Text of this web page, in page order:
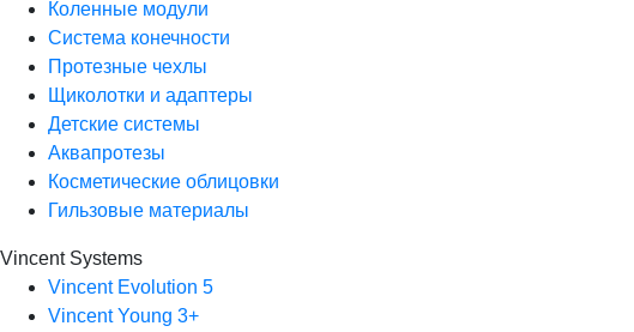
Коленные модули
Система конечности
Протезные чехлы
Щиколотки и адаптеры
Детские системы
Аквапротезы
Косметические облицовки
Гильзовые материалы
Vincent Systems
Vincent Evolution 5
Vincent Young 3+